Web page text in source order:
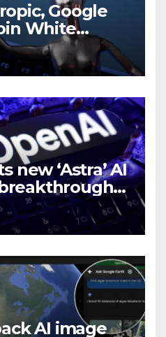
Google
White
meeting
new ‘Astra’ AI
AI image